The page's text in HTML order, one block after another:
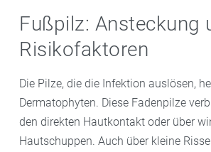
Fußpilz: Ansteckung
Risikofaktoren
Die Pilze, die die Infektion auslösen,
Dermatophyten. Diese Fadenpilze
den direkten Hautkontakt oder über
Hautschuppen. Auch über kleine